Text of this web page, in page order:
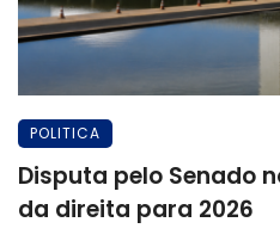
POLITICA
Disputa pelo Senado
da direita para 2026